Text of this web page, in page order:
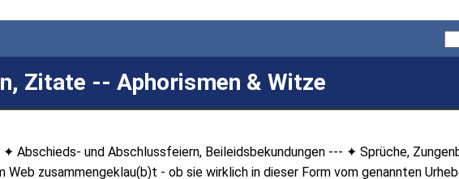
Zitate -- Aphorismen & Witze
und Abschlussfeiern, Beileidsbekundungen --- ✦ Sprüche,
Web zusammengeklau(b)t - ob sie wirklich in dieser Form vom genannten